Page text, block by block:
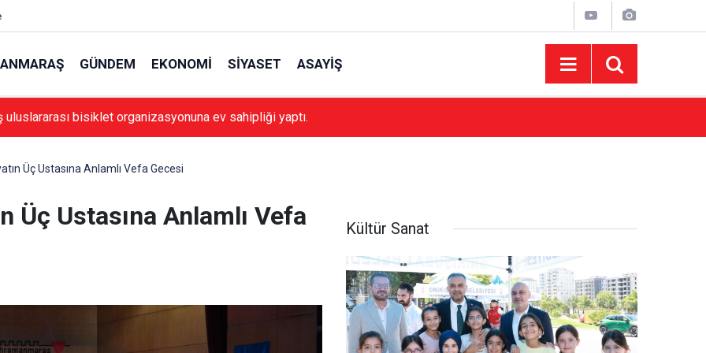
GÜNDEM EKONOMI SIYASET ASAYIŞ
uluslararası bisiklet organizasyonuna ev sahipliği yaptı.
Üç Ustasına Anlamlı Vefa Gecesi
Üç Ustasına Anlamlı Vefa Kültür Sanat